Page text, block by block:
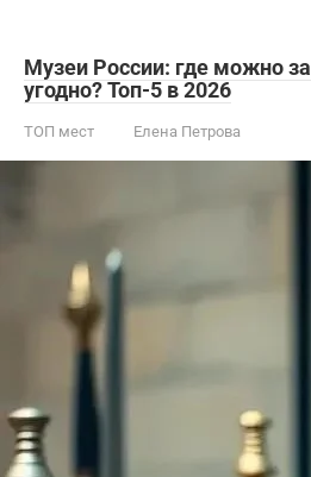
Музеи России: где можно
угодно? Топ-5 в 2026
ТОП мест Елена Петрова